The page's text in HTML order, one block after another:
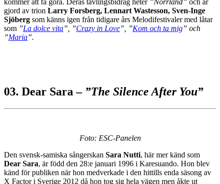
kommer att få göra. Deras tävlingsbidrag heter ”Norrland” och är
gjord av trion Larry Forsberg, Lennart Wastesson, Sven-Inge
Sjöberg som känns igen från tidigare års Melodifestivaler med låtar
som ”La dolce vita”, ”Crazy in Love”, ”Kom och ta mig” och
”Maria”.
03. Dear Sara – ”The Silence After You”
Foto: ESC-Panelen
Den svensk-samiska sångerskan Sara Nutti, här mer känd som
Dear Sara, är född den 28:e januari 1996 i Karesuando. Hon blev
känd för publiken när hon medverkade i den hittills enda säsong av
X Factor i Sverige 2012 då hon tog sig hela vägen men åkte ut